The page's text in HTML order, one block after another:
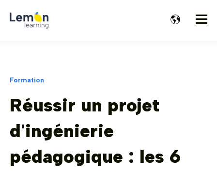
Formation
Réussir un projet
d'ingénierie
pédagogique : les 6